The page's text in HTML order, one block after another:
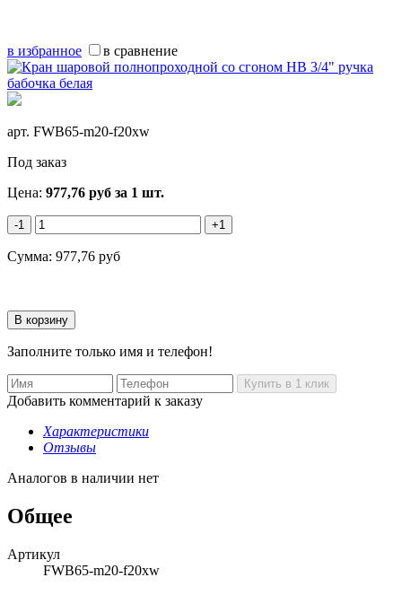
в избранное в сравнение
арт. FWB65-m20-f20xw
Под заказ
Цена: 977,76 руб за 1 шт.
-1 +1
Сумма: 977,76 руб
Заполните только имя и телефон!
Добавить комментарий к заказу
Характеристики
Отзывы
Аналогов в наличии нет
Общее
Артикул
FWB65-m20-f20xw